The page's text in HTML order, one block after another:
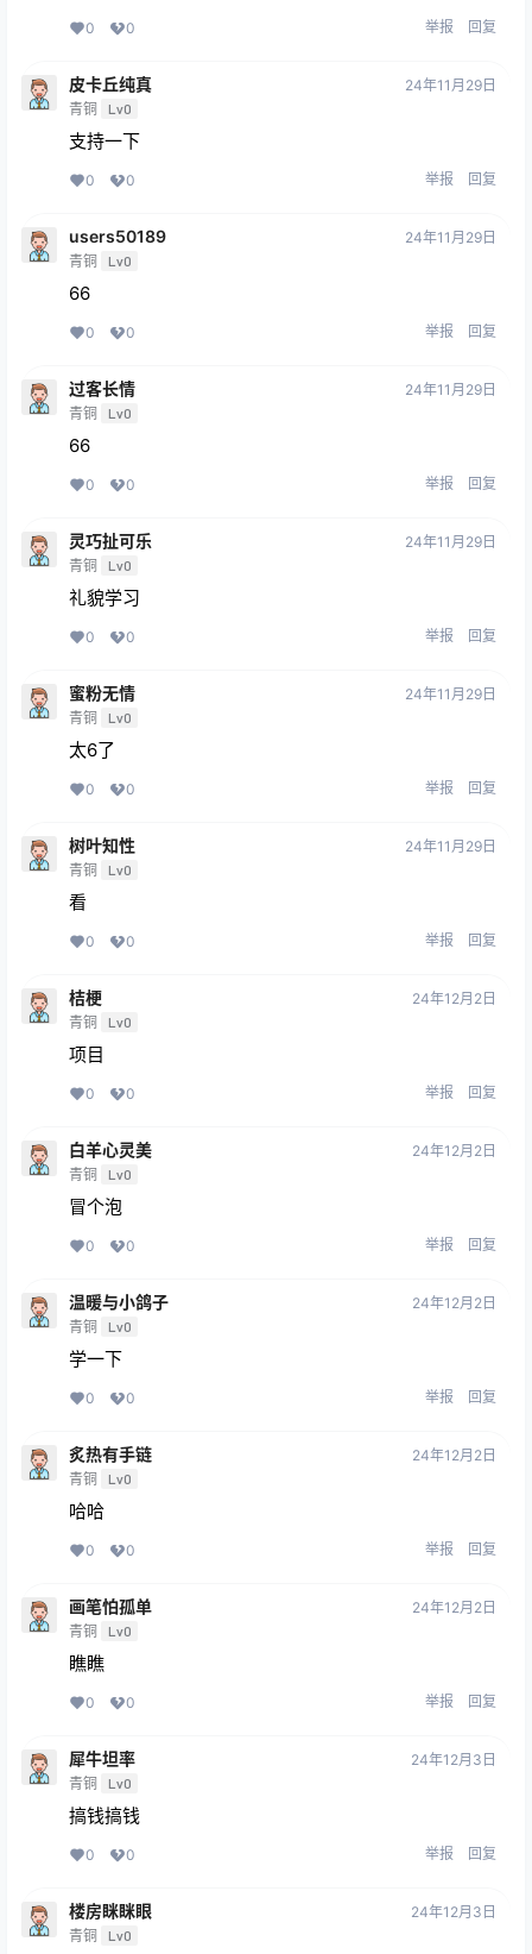
0 0 举报 回复
皮卡丘纯真
青铜 Lv0
24年11月29日
支持一下
0 0 举报 回复
users50189
青铜 Lv0
24年11月29日
66
0 0 举报 回复
过客长情
青铜 Lv0
24年11月29日
66
0 0 举报 回复
灵巧扯可乐
青铜 Lv0
24年11月29日
礼貌学习
0 0 举报 回复
蜜粉无情
青铜 Lv0
24年11月29日
太6了
0 0 举报 回复
树叶知性
青铜 Lv0
24年11月29日
看
0 0 举报 回复
桔梗
青铜 Lv0
24年12月2日
项目
0 0 举报 回复
白羊心灵美
青铜 Lv0
24年12月2日
冒个泡
0 0 举报 回复
温暖与小鸽子
青铜 Lv0
24年12月2日
学一下
0 0 举报 回复
炙热有手链
青铜 Lv0
24年12月2日
哈哈
0 0 举报 回复
画笔怕孤单
青铜 Lv0
24年12月2日
瞧瞧
0 0 举报 回复
犀牛坦率
青铜 Lv0
24年12月3日
搞钱搞钱
0 0 举报 回复
楼房眯眯眼
青铜 Lv0
24年12月3日